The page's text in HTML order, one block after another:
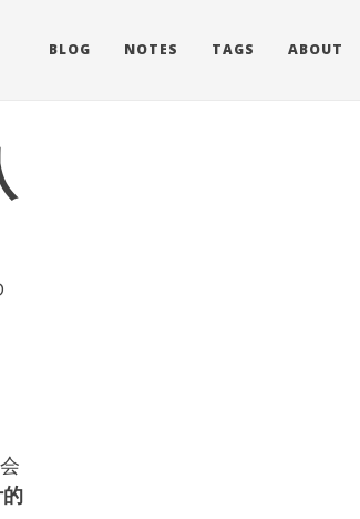
BLOG NOTES TAGS ABOUT